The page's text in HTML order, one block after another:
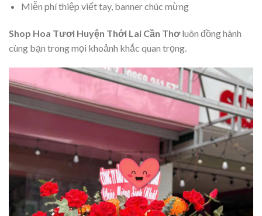
Miễn phí thiệp viết tay, banner chúc mừng
Shop Hoa Tươi Huyện Thới Lai Cần Thơluôn đồng hành
cùng bạn trong mọi khoảnh khắc quan trọng.